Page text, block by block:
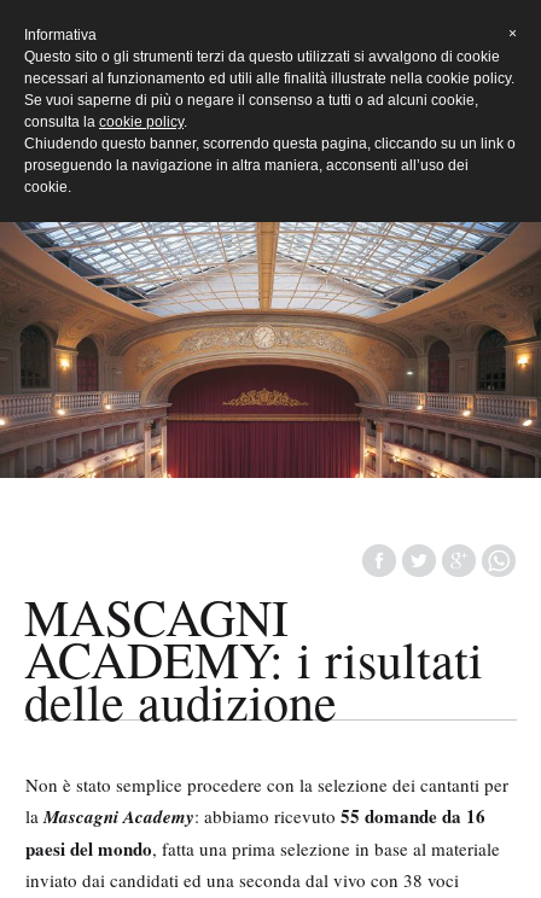
[Eng]
MASCAGNI
ACADEMY: i risultati
delle audizione
Non è stato semplice procedere con la selezione dei cantanti per
laMascagni Academy: abbiamo ricevuto 55 domande da 16
paesi del mondo, fatta una prima selezione in base al materiale
inviato dai candidati ed una seconda dal vivo con 38 voci
×
Informativa
Questo sito o gli strumenti terzi da questo utilizzati si avvalgono di cookie
necessari al funzionamento ed utili alle finalità illustrate nella cookie policy.
Se vuoi saperne di più o negare il consenso a tutti o ad alcuni cookie,
consulta la cookie policy.
Chiudendo questo banner, scorrendo questa pagina, cliccando su un link o
proseguendo la navigazione in altra maniera, acconsenti all’uso dei
cookie.